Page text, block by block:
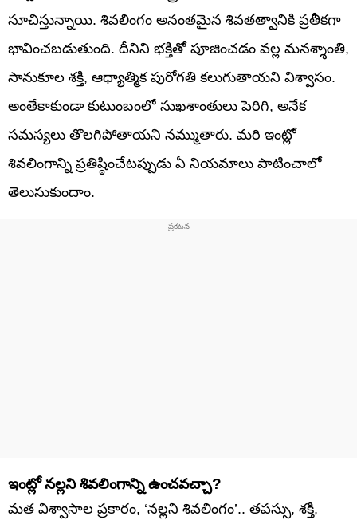
సూచిస్తున్నాయి. శివలింగం అనంతమైన శివతత్వానికి ప్రతీకగా
భావించబడుతుంది. దీనిని భక్తితో పూజించడం వల్ల మనశ్శాంతి,
సానుకూల శక్తి, ఆధ్యాత్మిక పురోగతి కలుగుతాయని విశ్వాసం.
అంతేకాకుండా కుటుంబంలో సుఖశాంతులు పెరిగి, అనేక
సమస్యలు తొలగిపోతాయని నమ్ముతారు. మరి ఇంట్లో
శివలింగాన్ని ప్రతిష్ఠించేటప్పుడు ఏ నియమాలు పాటించాలో
తెలుసుకుందాం.
ఇంట్లో నల్లని శివలింగాన్ని ఉంచవచ్చా?
మత విశ్వాసాల ప్రకారం, ‘నల్లని శివలింగం’.. తపస్సు, శక్తి,